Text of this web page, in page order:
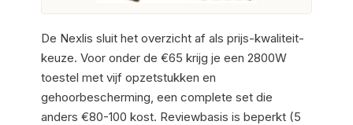
De Nexlis sluit het overzicht af als prijs-kwaliteit-
keuze. Voor onder de €65 krijg je een 2800W
toestel met vijf opzetstukken en
gehoorbescherming, een complete set die
anders €80-100 kost. Reviewbasis is beperkt (5